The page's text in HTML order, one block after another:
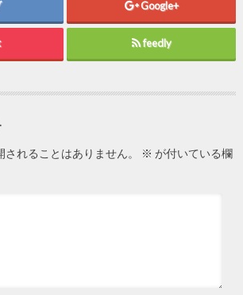
Google+
feedly
れることはありません。 ※ が付いている欄